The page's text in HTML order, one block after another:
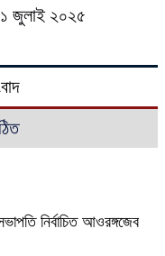
জুলাই ২০২৫
নির্বাচিত আওরঙ্গজেব